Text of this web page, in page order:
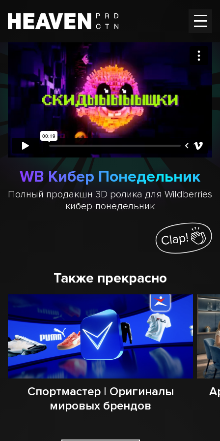
Главная
Работы
Вакансии
Контакты
EnRU
WB Кибер Понедельник
Полный продакшн 3D ролика для Wildberries
кибер-понедельник
Также прекрасно
Спортмастер | Оригиналы
мировых брендов